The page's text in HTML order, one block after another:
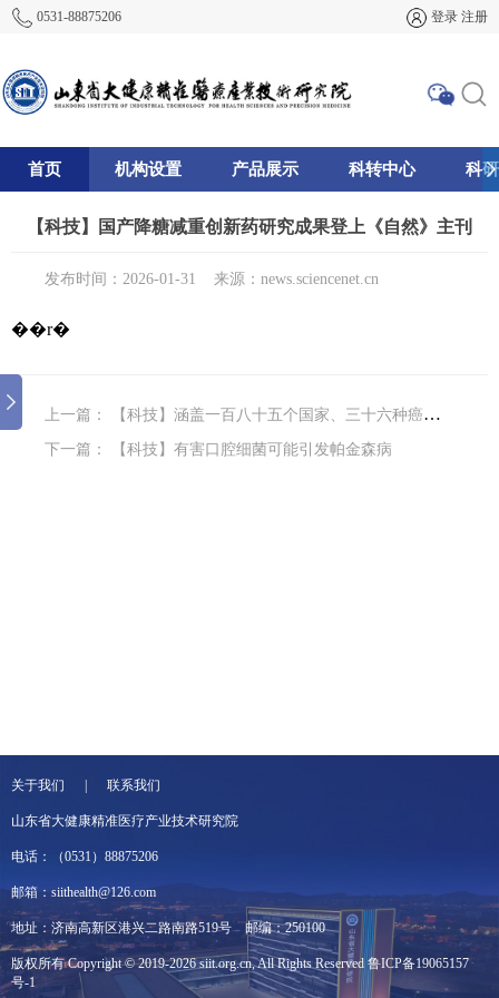
0531-88875206 登录 注册
首页 机构设置 产品展示 科转中心 科
【科技】国产降糖减重创新药研究成果登上《自然》主刊
发布时间：2026-01-31 来源：news.sciencenet.cn
��r�
上一篇： 【科技】涵盖一百八十五个国家、三十六种癌症，全球可预防的癌症负担首次量化
下一篇： 【科技】有害口腔细菌可能引发帕金森病
关于我们 | 联系我们
山东省大健康精准医疗产业技术研究院
电话：（0531）88875206
邮箱：siithealth@126.com
地址：济南高新区港兴二路南路519号 邮编：250100
版权所有 Copyright © 2019-2026 siit.org.cn, All Rights Reserved 鲁ICP备19065157
号-1